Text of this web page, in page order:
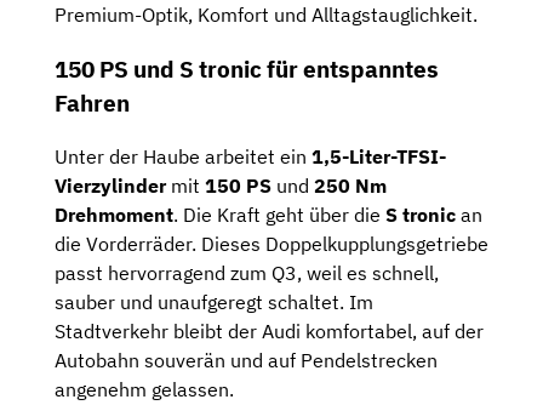
Premium-Optik, Komfort und Alltagstauglichkeit.
150 PS und S tronic für entspanntes
Fahren
Unter der Haube arbeitet ein 1,5-Liter-TFSI-
Vierzylindermit 150 PS und 250 Nm
Drehmoment. Die Kraft geht über die S tronic an
die Vorderräder. Dieses Doppelkupplungsgetriebe
passt hervorragend zum Q3, weil es schnell,
sauber und unaufgeregt schaltet. Im
Stadtverkehr bleibt der Audi komfortabel, auf der
Autobahn souverän und auf Pendelstrecken
angenehm gelassen.